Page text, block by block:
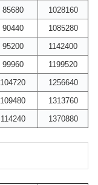
85680
1028160
90440
1085280
95200
1142400
99960
1199520
104720
1256640
109480
1313760
114240 1370880